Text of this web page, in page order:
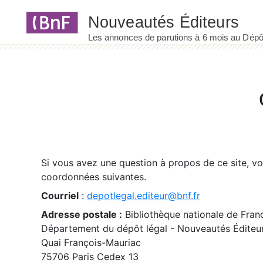
Si vous avez une question à propos de ce site,
coordonnées suivantes.
Courriel : depotlegal.editeur@bnf.fr
Adresse postale : Bibliothèque nationale de
Département du dépôt légal - Nouveautés
Quai François-Mauriac
75706 Paris Cedex 13